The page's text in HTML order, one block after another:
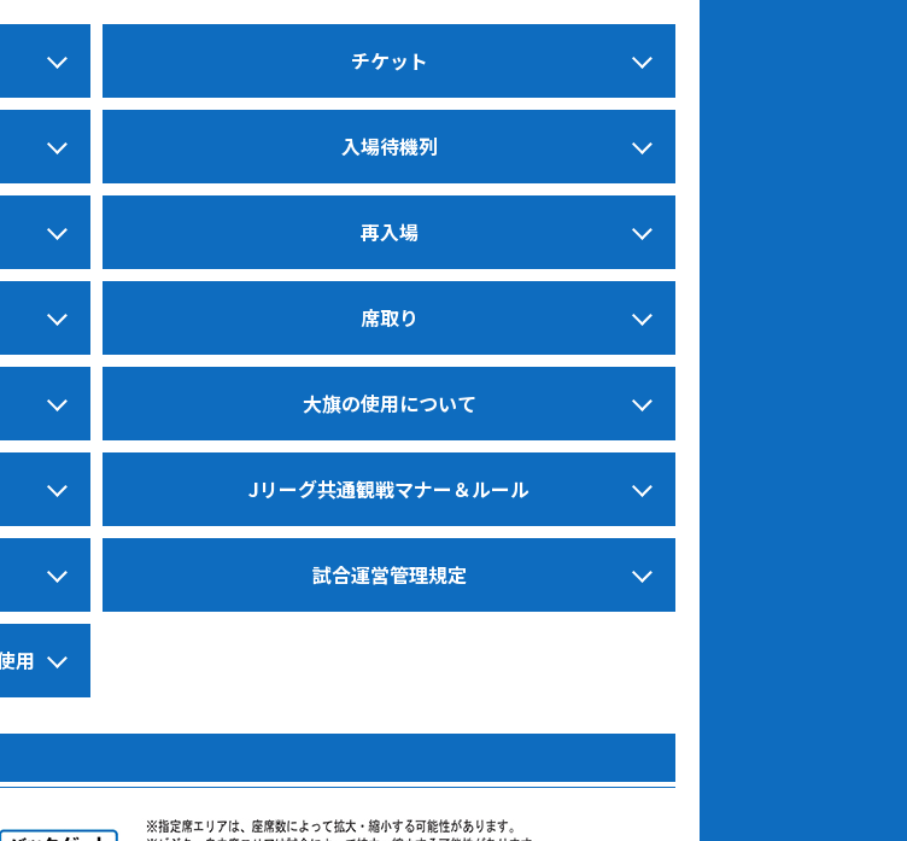
チケット
入場待機列
再入場
席取り
大旗の使用について
Jリーグ共通観戦マナー＆ルール
試合運営管理規定
用